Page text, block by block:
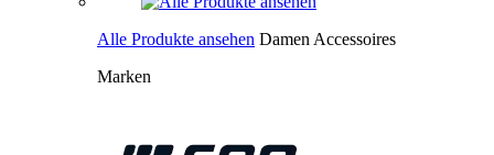
Alle Produkte ansehen Damen Accessoires
Marken